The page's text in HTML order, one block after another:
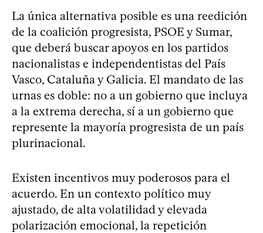
La única alternativa posible es una reedición
de la coalición progresista, PSOE y Sumar,
que deberá buscar apoyos en los partidos
nacionalistas e independentistas del País
Vasco, Cataluña y Galicia. El mandato de las
urnas es doble: no a un gobierno que incluya
a la extrema derecha, sí a un gobierno que
represente la mayoría progresista de un país
plurinacional.
Existen incentivos muy poderosos para el
acuerdo. En un contexto político muy
ajustado, de alta volatilidad y elevada
polarización emocional, la repetición